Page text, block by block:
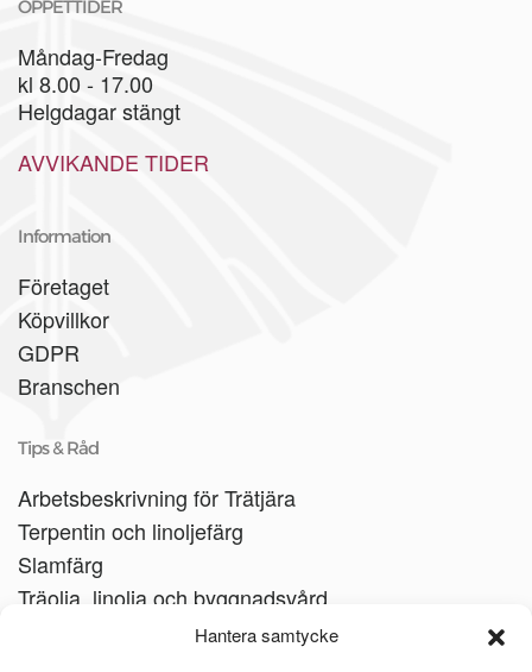
Hantera samtycke
ÖPPETTIDER
Måndag-Fredag
kl 8.00 - 17.00
Helgdagar stängt
AVVIKANDE TIDER
Information
Företaget
Köpvillkor
GDPR
Branschen
Tips & Råd
Arbetsbeskrivning för Trätjära
Terpentin och linoljefärg
Slamfärg
Träolja, linolja och byggnadsvård